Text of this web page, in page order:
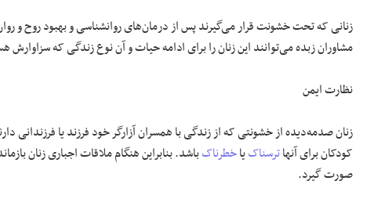
زنانی که تحت خشونت قرار می‌گیرند پس از درمان‌های روانشناسی و بهبود روح و
مشاوران زبده می‌توانند این زنان را برای ادامه حیات و آن نوع زندگی که سزاوارش
نظارت ایمن
زنان صدمه‌دیده از خشونتی که از زندگی با همسران آزارگر خود فرزند یا فرزندانی
کودکان برای آنهاترسناکیاخطرناکباشد. بنابراین هنگام ملاقات اجباری زنان
صورت گیرد.